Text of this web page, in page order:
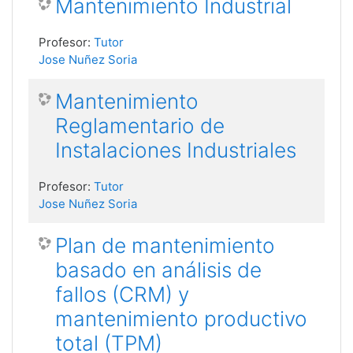
Mantenimiento Industrial
Profesor: Tutor
Jose Nuñez Soria
Mantenimiento
Reglamentario de
Instalaciones Industriales
Profesor: Tutor
Jose Nuñez Soria
Plan de mantenimiento
basado en análisis de
fallos (CRM) y
mantenimiento productivo
total (TPM)